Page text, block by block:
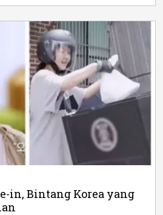
in, Bintang Korea yang